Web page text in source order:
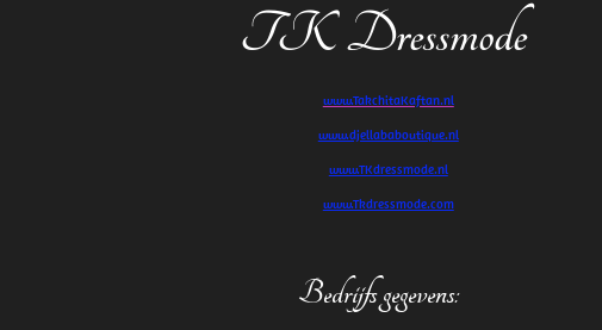
TK Dressmode
www.TakchitaKaftan.nl
www.djellababoutique.nl
www.TKdressmode.nl
www.Tkdressmode.com
Bedrijfs gegevens: